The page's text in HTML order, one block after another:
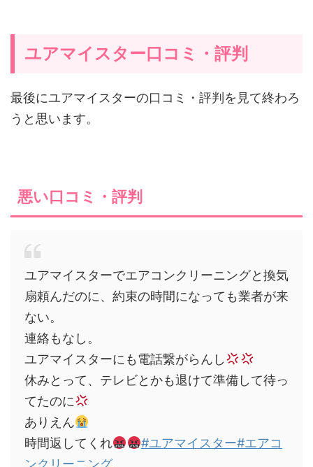
ユアマイスター口コミ・評判
最後にユアマイスターの口コミ・評判を見て終わろ
うと思います。
悪い口コミ・評判
ユアマイスターでエアコンクリーニングと換気
扇頼んだのに、約束の時間になっても業者が来
ない。
連絡もなし。
ユアマイスターにも電話繋がらんし
休みとって、テレビとかも退けて準備して待っ
てたのに
ありえん
時間返してくれ
#ユアマイスター#エアコ
ンクリーニング